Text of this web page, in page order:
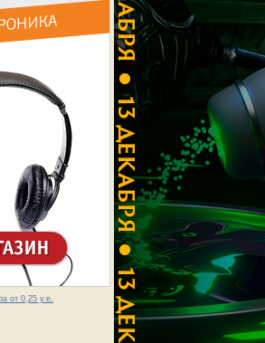
от 0,25 у.е.